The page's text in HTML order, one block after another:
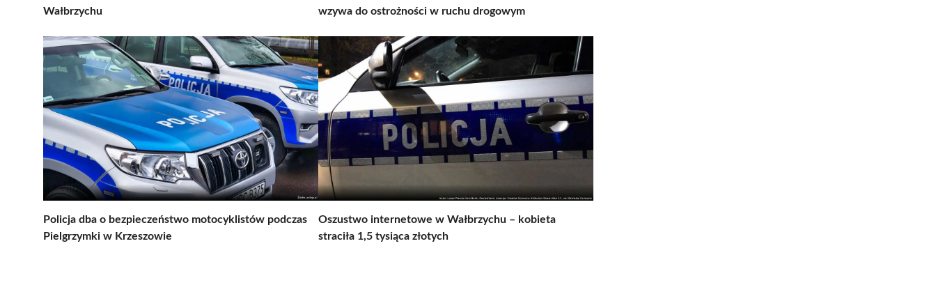
Wałbrzychu
wzywa do ostrożności w ruchu drogowym
Policja dba o bezpieczeństwo motocyklistów podczas
Pielgrzymki w Krzeszowie
Oszustwo internetowe w Wałbrzychu – kobieta
straciła 1,5 tysiąca złotych